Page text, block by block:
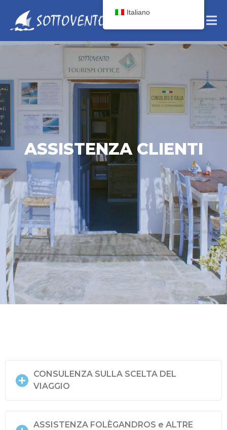
ASSISTENZA CLIENTI
CONSULENZA SULLA SCELTA DEL
VIAGGIO
ASSISTENZA FOLÈGANDROS e ALTRE
Italiano